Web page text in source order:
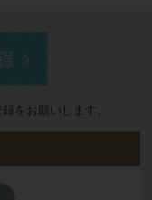
をお願いします。